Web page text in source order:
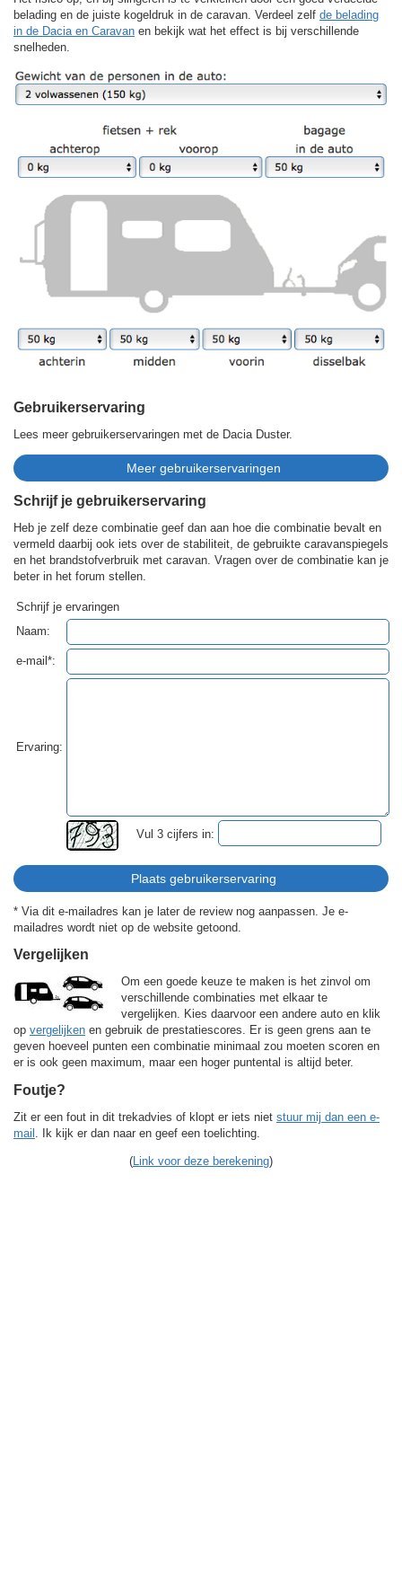
belading en de juiste kogeldruk in de caravan. Verdeel zelf de belading
in de Dacia en Caravan en bekijk wat het effect is bij verschillende
snelheden.
Gebruikerservaring
Lees meer gebruikerservaringen met de Dacia Duster.
Schrijf je gebruikerservaring
Heb je zelf deze combinatie geef dan aan hoe die combinatie bevalt en
vermeld daarbij ook iets over de stabiliteit, de gebruikte caravanspiegels
en het brandstofverbruik met caravan. Vragen over de combinatie kan je
beter in het forum stellen.
Schrijf je ervaringen
Naam:
e-mail*:
Ervaring:
Vul 3 cijfers in:
* Via dit e-mailadres kan je later de review nog aanpassen. Je e-
mailadres wordt niet op de website getoond.
Vergelijken
Om een goede keuze te maken is het zinvol om
verschillende combinaties met elkaar te
vergelijken. Kies daarvoor een andere auto en klik
op vergelijken en gebruik de prestatiescores. Er is geen grens aan te
geven hoeveel punten een combinatie minimaal zou moeten scoren en
er is ook geen maximum, maar een hoger puntental is altijd beter.
Foutje?
Zit er een fout in dit trekadvies of klopt er iets niet stuur mij dan een e-
mail
. Ik kijk er dan naar en geef een toelichting.
( Link voor deze berekening)